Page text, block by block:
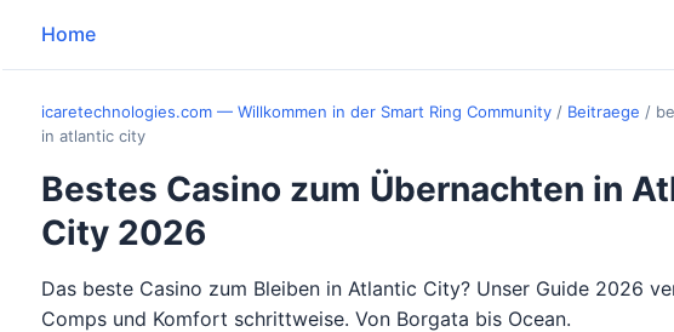
Home
icaretechnologies.com — Willkommen in der Smart Ring Community / Beitraege /
in atlantic city
Bestes Casino zum Übernachten in
City 2026
Das beste Casino zum Bleiben in Atlantic City? Unser Guide 2026
Comps und Komfort schrittweise. Von Borgata bis Ocean.